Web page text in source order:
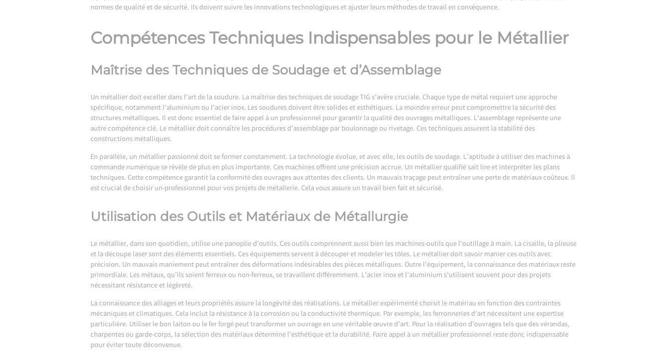
normes de qualité et de sécurité. Ils doivent suivre les innovations technologiques et ajuster leurs méthodes de travail en conséquence.
Compétences Techniques Indispensables pour le Métallier
Maîtrise des Techniques de Soudage et d’Assemblage
Un métallier doit exceller dans l’art de la soudure. La maîtrise des techniques de soudage TIG s’avère cruciale. Chaque type de métal requiert une approche
spécifique, notamment l’aluminium ou l’acier inox. Les soudures doivent être solides et esthétiques. La moindre erreur peut compromettre la sécurité des
structures métalliques. Il est donc essentiel de faire appel à un professionnel pour garantir la qualité des ouvrages métalliques. L’assemblage représente une
autre compétence clé. Le métallier doit connaître les procédures d’assemblage par boulonnage ou rivetage. Ces techniques assurent la stabilité des
constructions métalliques.
En parallèle, un métallier passionné doit se former constamment. La technologie évolue, et avec elle, les outils de soudage. L’aptitude à utiliser des machines à
commande numérique se révèle de plus en plus importante. Ces machines offrent une précision accrue. Un métallier qualifié sait lire et interpréter les plans
techniques. Cette compétence garantit la conformité des ouvrages aux attentes des clients. Un mauvais traçage peut entraîner une perte de matériaux coûteux. Il
est crucial de choisir un-professionnel pour vos projets de métallerie. Cela vous assure un travail bien fait et sécurisé.
Utilisation des Outils et Matériaux de Métallurgie
Le métallier, dans son quotidien, utilise une panoplie d’outils. Ces outils comprennent aussi bien les machines-outils que l’outillage à main. La cisaille, la plieuse
et la découpe laser sont des éléments essentiels. Ces équipements servent à découper et modeler les tôles. Le métallier doit savoir manier ces outils avec
précision. Un mauvais maniement peut entraîner des déformations indésirables des pièces métalliques. Outre l’équipement, la connaissance des matériaux reste
primordiale. Les métaux, qu’ils soient ferreux ou non-ferreux, se travaillent différemment. L’acier inox et l’aluminium s’utilisent souvent pour des projets
nécessitant résistance et légèreté.
La connaissance des alliages et leurs propriétés assure la longévité des réalisations. Le métallier expérimenté choisit le matériau en fonction des contraintes
mécaniques et climatiques. Cela inclut la résistance à la corrosion ou la conductivité thermique. Par exemple, les ferronneries d’art nécessitent une expertise
particulière. Utiliser le bon laiton ou le fer forgé peut transformer un ouvrage en une véritable œuvre d’art. Pour la réalisation d’ouvrages tels que des vérandas,
charpentes ou garde-corps, la sélection des matériaux détermine l’esthétique et la durabilité. Faire appel à un métallier professionnel reste donc indispensable
pour éviter toute déconvenue.